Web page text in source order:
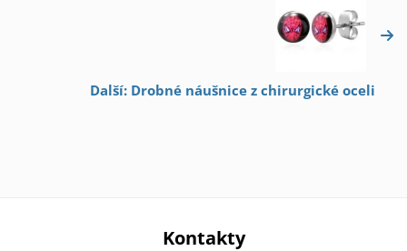
Další: Drobné náušnice z chirurgické oceli
Kontakty